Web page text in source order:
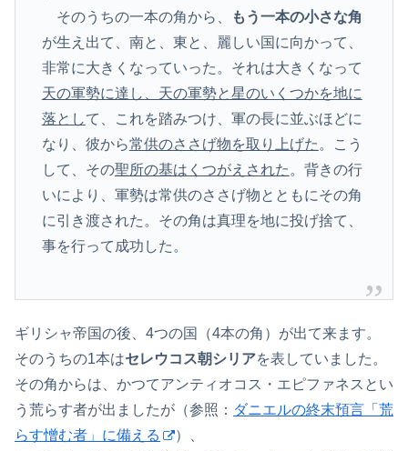
そのうちの一本の角から、
もう一本の小さな角
が生え出て、南と、東と、麗しい国に向かって、
非常に大きくなっていった。それは大きくなって
天の軍勢に達し、天の軍勢と星のいくつかを地に
落として、これを踏みつけ、軍の長に並ぶほどに
なり、彼から常供のささげ物を取り上げた 。こう
して、その聖所の基はくつがえされた 。背きの行
いにより、軍勢は常供のささげ物とともにその角
に引き渡された。その角は真理を地に投げ捨て、
事を行って成功した。
ギリシャ帝国の後、4つの国（4本の角）が出て来ます。
そのうちの1本はセレウコス朝シリアを表していました。
その角からは、かつてアンティオコス・エピファネスとい
う荒らす者が出ましたが（参照： ダニエルの終末預言「荒
らす憎む者」に備える
）、